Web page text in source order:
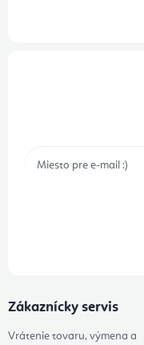
Zákaznícky servis
Vrátenie tovaru, výmena a